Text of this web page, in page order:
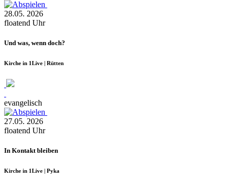
28.05. 2026
floatend Uhr
Und was, wenn doch?
Kirche in 1Live | Rütten
evangelisch
27.05. 2026
floatend Uhr
In Kontakt bleiben
Kirche in 1Live | Pyka